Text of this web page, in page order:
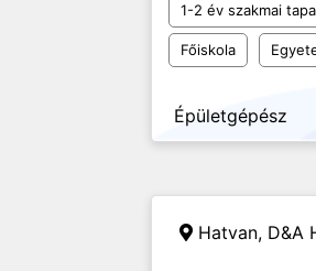
1-2 év szakmai
Főiskola
Épületgépész
Hatvan, D&A